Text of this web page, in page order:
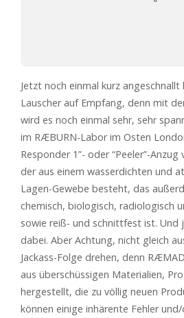
Jetzt noch einmal kurz
Lauscher auf Empfang, denn mit
wird es noch einmal sehr, sehr
im RÆBURN-Labor im Osten
Responder 1”- oder “Peeler”-
der aus einem wasserdichten und
Lagen-Gewebe besteht, das
chemisch, biologisch, radiologisch
sowie reiß- und schnittfest ist. Und
dabei. Aber Achtung, nicht gleich
Jackass-Folge drehen, denn
aus überschüssigen Materialien,
hergestellt, die zu völlig neuen
können einige inhärente Fehler